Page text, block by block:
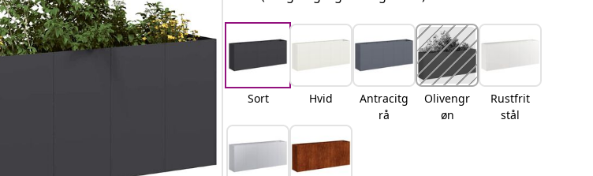
Sort Hvid
Antracitg
rå
Olivengr
øn
Rustfrit
stål